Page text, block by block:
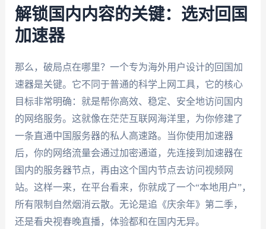
解锁国内内容的关键：选对回国
加速器
那么，破局点在哪里？一个专为海外用户设计的回国加
速器是关键。它不同于普通的科学上网工具，它的核心
目标非常明确：就是帮你高效、稳定、安全地访问国内
的网络服务。这就像在茫茫互联网海洋里，为你修建了
一条直通中国服务器的私人高速路。当你使用加速器
后，你的网络流量会通过加密通道，先连接到加速器在
国内的服务器节点，再由这个国内节点去访问视频网
站。这样一来，在平台看来，你就成了一个“本地用户”，
所有限制自然烟消云散。无论是追《庆余年》第二季，
还是看央视春晚直播，体验都和在国内无异。